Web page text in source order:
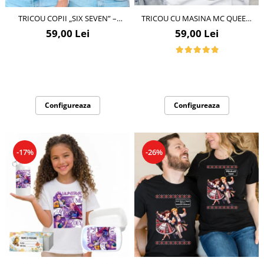
Lenjerii de pat pentru copii
Cadouri Cuplu
Halate si capoate
Pijamale
WINTER Collection
Halate si pijamale Family
Incaltaminte
Seturi elegante femei
Umbrele
Pijamale de copii
Pijamale BIG SIZE femei
Cadouri ocazii speciale
Tricouri de craciun
TRICOU COPII „SIX SEVEN” –
TRENDUL URBAN AL
MOMENTULUI
59,00 Lei
Configureaza
TRICOU CU MASINA MC QUEEN
CU CIFRĂ ANIVERSARĂ OFFICIAL|
CADOU PERSONALIZAT E-CADOU
59,00 Lei
Configureaza
-17% -26%